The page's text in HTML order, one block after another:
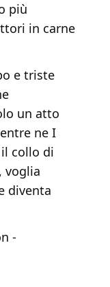
più
in carne
e triste
un atto
ne I
collo di
voglia
diventa
-